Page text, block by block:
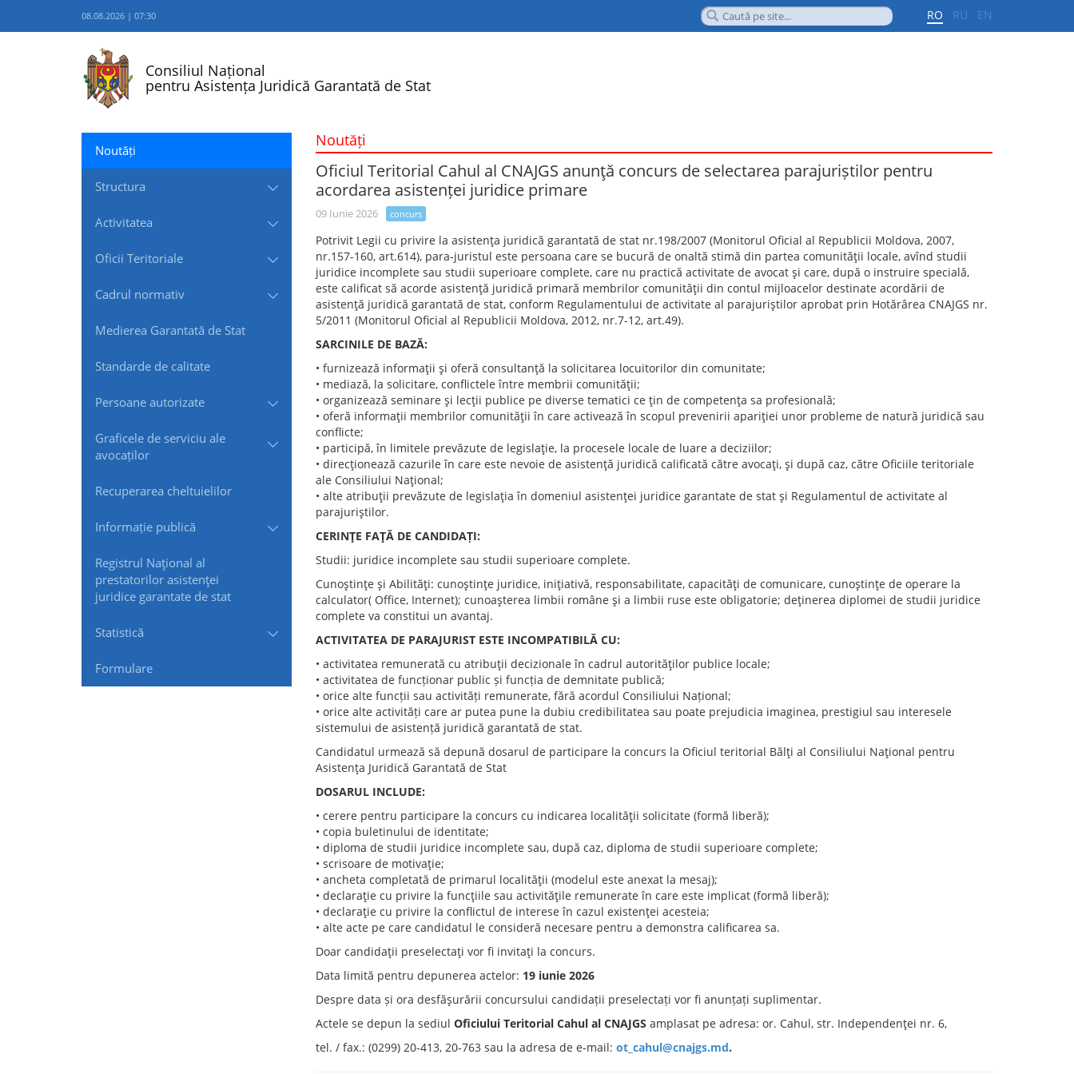
08.08.2026 | 07:30 RO RU EN
Consiliul Național
pentru Asistența Juridică Garantată de Stat
Noutăți
Structura
Activitatea
Oficii Teritoriale
Cadrul normativ
Medierea Garantată de Stat
Standarde de сalitate
Persoane autorizate
Graficele de serviciu ale
avocaților
Recuperarea cheltuielilor
Informație publică
Registrul Naţional al
prestatorilor asistenţei
juridice garantate de stat
Statistică
Formulare
Noutăți
Oficiul Teritorial Cahul al CNAJGS anunţă concurs de selectarea parajuriștilor pentru
acordarea asistenței juridice primare
09 Iunie 2026 concurs
Potrivit Legii cu privire la asistenţa juridică garantată de stat nr.198/2007 (Monitorul Oficial al Republicii Moldova, 2007,
nr.157-160, art.614), para-juristul este persoana care se bucură de onaltă stimă din partea comunităţii locale, avînd studii
juridice incomplete sau studii superioare complete, care nu practică activitate de avocat şi care, după o instruire specială,
este calificat să acorde asistenţă juridică primară membrilor comunităţii din contul mijloacelor destinate acordării de
asistenţă juridică garantată de stat, conform Regulamentului de activitate al parajuriştilor aprobat prin Hotărârea CNAJGS nr.
5/2011 (Monitorul Oficial al Republicii Moldova, 2012, nr.7-12, art.49).
SARCINILE DE BAZĂ:
• furnizează informaţii şi oferă consultanţă la solicitarea locuitorilor din comunitate;
• mediază, la solicitare, conflictele între membrii comunităţii;
• organizează seminare şi lecţii publice pe diverse tematici ce ţin de competenţa sa profesională;
• oferă informaţii membrilor comunităţii în care activează în scopul prevenirii apariţiei unor probleme de natură juridică sau
conflicte;
• participă, în limitele prevăzute de legislaţie, la procesele locale de luare a deciziilor;
• direcţionează cazurile în care este nevoie de asistenţă juridică calificată către avocaţi, şi după caz, către Oficiile teritoriale
ale Consiliului Naţional;
• alte atribuţii prevăzute de legislaţia în domeniul asistenţei juridice garantate de stat şi Regulamentul de activitate al
parajuriştilor.
CERINŢE FAŢĂ DE CANDIDAȚI:
Studii: juridice incomplete sau studii superioare complete.
Cunoştinţe şi Abilităţi: cunoştinţe juridice, iniţiativă, responsabilitate, capacităţi de comunicare, cunoştinţe de operare la
calculator( Office, Internet); cunoaşterea limbii române şi a limbii ruse este obligatorie; deţinerea diplomei de studii juridice
complete va constitui un avantaj.
ACTIVITATEA DE PARAJURIST ESTE INCOMPATIBILĂ CU:
• activitatea remunerată cu atribuţii decizionale în cadrul autorităţilor publice locale;
• activitatea de funcționar public și funcția de demnitate publică;
• orice alte funcții sau activități remunerate, fără acordul Consiliului Național;
• orice alte activități care ar putea pune la dubiu credibilitatea sau poate prejudicia imaginea, prestigiul sau interesele
sistemului de asistență juridică garantată de stat.
Candidatul urmează să depună dosarul de participare la concurs la Oficiul teritorial Bălţi al Consiliului Naţional pentru
Asistenţa Juridică Garantată de Stat
DOSARUL INCLUDE:
• cerere pentru participare la concurs cu indicarea localităţii solicitate (formă liberă);
• copia buletinului de identitate;
• diploma de studii juridice incomplete sau, după caz, diploma de studii superioare complete;
• scrisoare de motivaţie;
• ancheta completată de primarul localităţii (modelul este anexat la mesaj);
• declaraţie cu privire la funcţiile sau activităţile remunerate în care este implicat (formă liberă);
• declaraţie cu privire la conflictul de interese în cazul existenţei acesteia;
• alte acte pe care candidatul le consideră necesare pentru a demonstra calificarea sa.
Doar candidaţii preselectaţi vor fi invitaţi la concurs.
Data limită pentru depunerea actelor: 19 iunie 2026
Despre data și ora desfăşurării concursului candidații preselectați vor fi anunțați suplimentar.
Actele se depun la sediul Oficiului Teritorial Cahul al CNAJGS amplasat pe adresa: or. Cahul, str. Independenţei nr. 6,
tel. / fax.: (0299) 20-413, 20-763 sau la adresa de e-mail: ot_cahul@cnajgs.md.